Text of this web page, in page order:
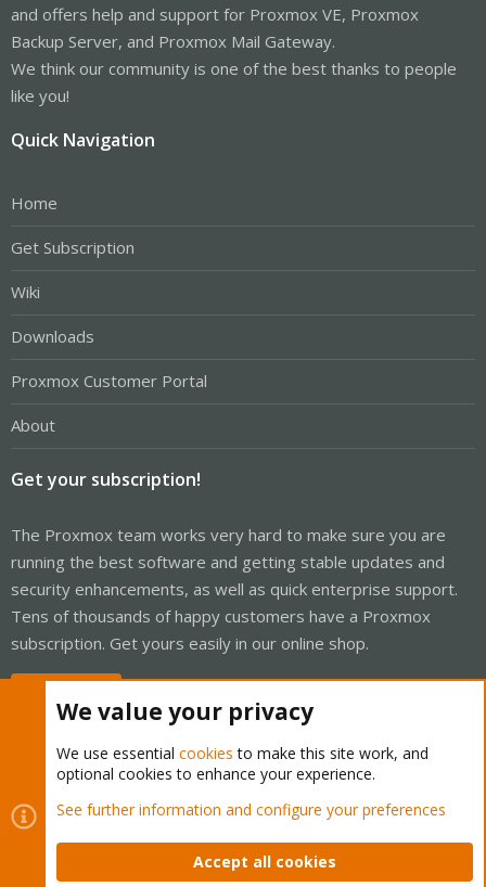
and offers help and support for Proxmox VE, Proxmox
Backup Server, and Proxmox Mail Gateway.
We think our community is one of the best thanks to people
like you!
Quick Navigation
Home
Get Subscription
Wiki
Downloads
Proxmox Customer Portal
About
Get your subscription!
The Proxmox team works very hard to make sure you are
running the best software and getting stable updates and
security enhancements, as well as quick enterprise support.
Tens of thousands of happy customers have a Proxmox
subscription. Get yours easily in our online shop.
Cookies
Proxmox Support Forum - Light Mode
Contact us
Terms and rules Privacy policy Help Home
We value your privacy
We use essential cookies to make this site work, and
optional cookies to enhance your experience.
See further information and configure your preferences
Accept all cookies